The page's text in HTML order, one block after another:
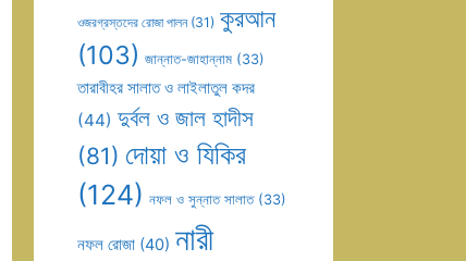
ওজরগ্রস্তদের রোজা পালন(31) কুরআন
(103) জান্নাত-জাহান্নাম (33)
তারাবীহর সালাত ও লাইলাতুল কদর
(44) দুর্বল ও জাল হাদীস
(81) দোয়া ও যিকির
(124) নফল ও সুন্নাত সালাত(33)
নফল রোজা (40) নারী